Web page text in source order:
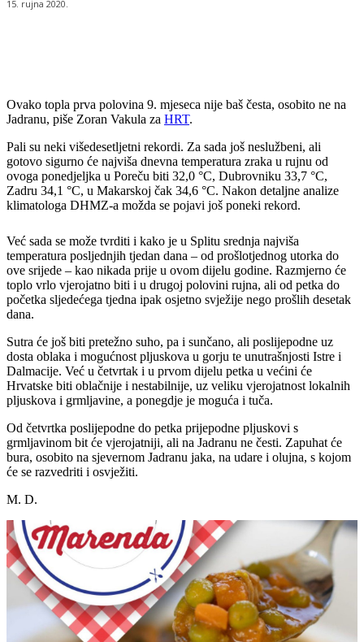
15. rujna 2020.
Ovako topla prva polovina 9. mjeseca nije baš česta, osobito ne na
Jadranu, piše Zoran Vakula za HRT.
Pali su neki višedesetljetni rekordi. Za sada još neslužbeni, ali
gotovo sigurno će najviša dnevna temperatura zraka u rujnu od
ovoga ponedjeljka u Poreču biti 32,0 °C, Dubrovniku 33,7 °C,
Zadru 34,1 °C, u Makarskoj čak 34,6 °C. Nakon detaljne analize
klimatologa DHMZ-a možda se pojavi još poneki rekord.
Već sada se može tvrditi i kako je u Splitu srednja najviša
temperatura posljednjih tjedan dana – od prošlotjednog utorka do
ove srijede – kao nikada prije u ovom dijelu godine. Razmjerno će
toplo vrlo vjerojatno biti i u drugoj polovini rujna, ali od petka do
početka sljedećega tjedna ipak osjetno svježije nego prošlih desetak
dana.
Sutra će još biti pretežno suho, pa i sunčano, ali poslijepodne uz
dosta oblaka i mogućnost pljuskova u gorju te unutrašnjosti Istre i
Dalmacije. Već u četvrtak i u prvom dijelu petka u većini će
Hrvatske biti oblačnije i nestabilnije, uz veliku vjerojatnost lokalnih
pljuskova i grmljavine, a ponegdje je moguća i tuča.
Od četvrtka poslijepodne do petka prijepodne pljuskovi s
grmljavinom bit će vjerojatniji, ali na Jadranu ne česti. Zapuhat će
bura, osobito na sjevernom Jadranu jaka, na udare i olujna, s kojom
će se razvedriti i osvježiti.
M. D.